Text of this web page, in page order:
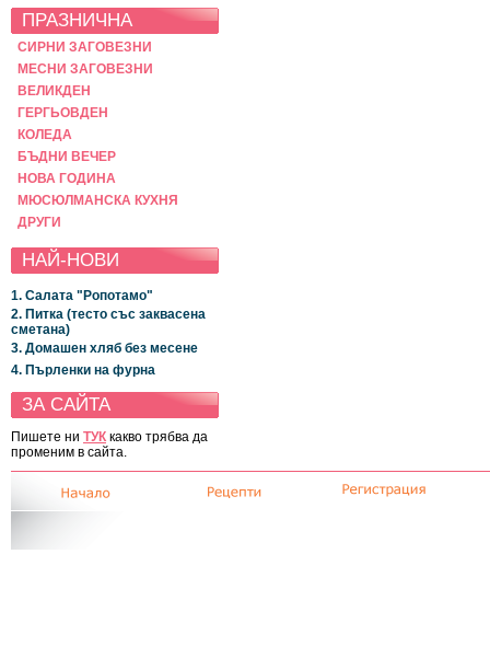
ПРАЗНИЧНА
СИРНИ ЗАГОВЕЗНИ
МЕСНИ ЗАГОВЕЗНИ
ВЕЛИКДЕН
ГЕРГЬОВДЕН
КОЛЕДА
БЪДНИ ВЕЧЕР
НОВА ГОДИНА
МЮСЮЛМАНСКА КУХНЯ
ДРУГИ
НАЙ-НОВИ
1. Салата "Ропотамо"
2. Питка (тесто със заквасена
сметана)
3. Домашен хляб без месене
4. Пърленки на фурна
ЗА САЙТА
Пишете ни ТУК какво трябва да
променим в сайта.